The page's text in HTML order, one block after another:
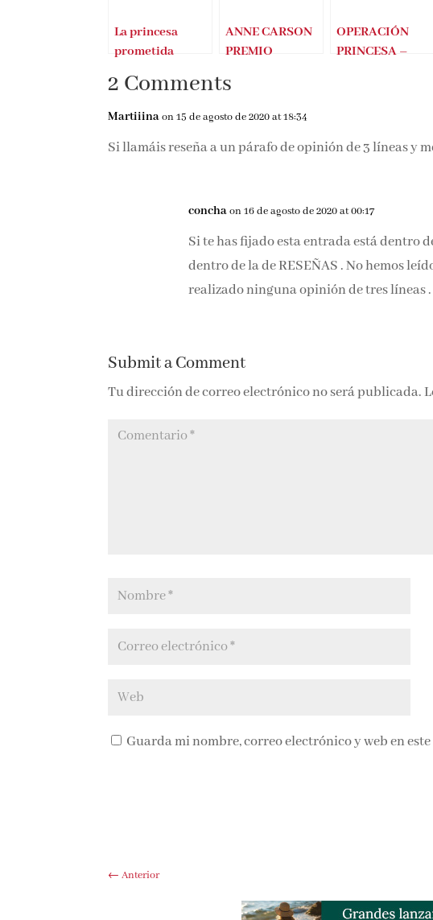
La princesa
prometida
ANNE CARSON
PREMIO
ASTURIAS DE
LAS LETRAS
OPERACIÓN
PRINCESA –
2 Comments
Martiiina on 15 de agosto de 2020 at 18:34
Si llamáis reseña a un párafo de opinión de 3 líneas y
concha on 16 de agosto de 2020 at 00:17
Si te has fijado esta entrada está dentro
dentro de la de RESEÑAS . No hemos
realizado ninguna opinión de tres líneas
Submit a Comment
Tu dirección de correo electrónico no será publicada.
Guarda mi nombre, correo electrónico y web en
←Anterior